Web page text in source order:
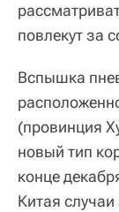
повлекут за
Вспышка
(провинция
новый тип
конце
Китая